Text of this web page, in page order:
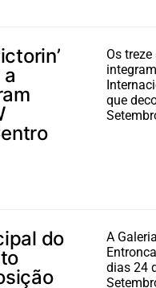
Os
que
do
A
dias 24